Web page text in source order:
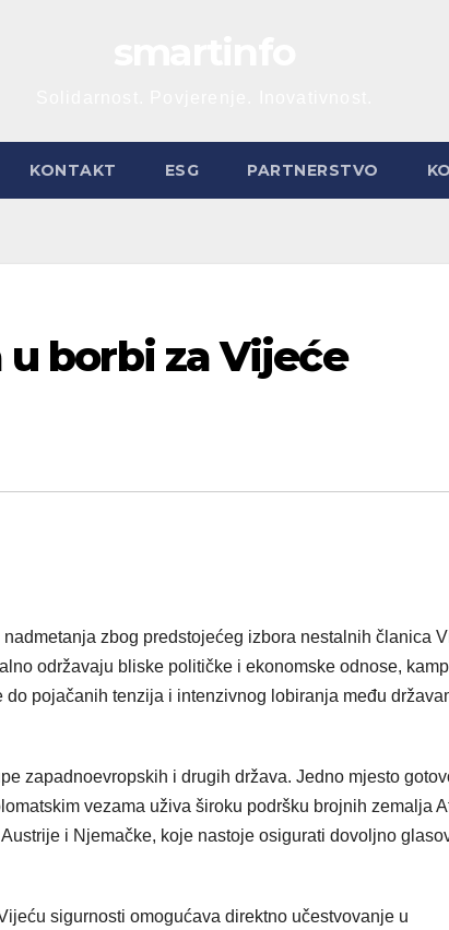
KONTAKT ESG PARTNERSTVO
borbi za Vijeće
zbog predstojećeg izbora nestalnih članica
održavaju bliske političke i ekonomske odnose,
pojačanih tenzija i intenzivnog lobiranja među
zapadnoevropskih i drugih država. Jedno mjesto
vezama uživa široku podršku brojnih zemalja
i Njemačke, koje nastoje osigurati dovoljno
sigurnosti omogućava direktno učestvovanje u